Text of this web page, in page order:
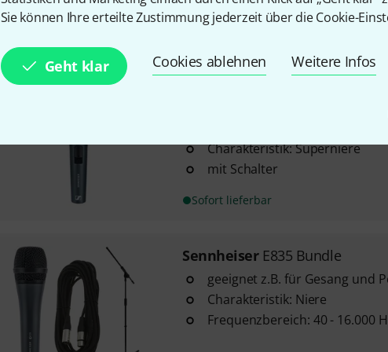
Sie können Ihre erteilte Zustimmung jederzeit über die Cookie-
Geht klar Cookies ablehnen Weitere Infos
Sofort lieferbar
Charakteristik: Superniere
mit Schalter
Sofort lieferbar
Sennheiser E835 Bundle
geeignet z.B. für Gesang und
Charakteristik: Niere
Frequenzbereich: 40 - 16.000